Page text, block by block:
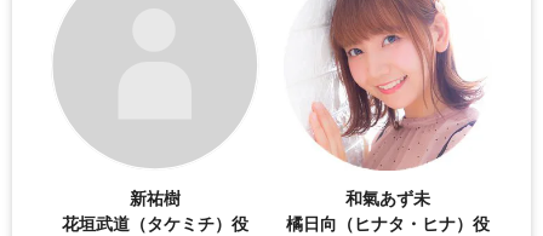
新祐樹
花垣武道（タケミチ）役
和氣あず未
橘日向（ヒナタ・ヒナ）役